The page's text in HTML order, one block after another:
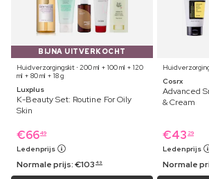
BIJNA UITVERKOCHT
Huidverzorgingskit ⋅ 200 ml + 100 ml + 120
ml + 80 ml + 18 g
Luxplus
K-Beauty Set: Routine For Oily
Skin
€6649
Ledenprijs
Normale prijs:€103 49
Cosrx
Advanced
& Cream
€43 29
Ledenprijs
Normale